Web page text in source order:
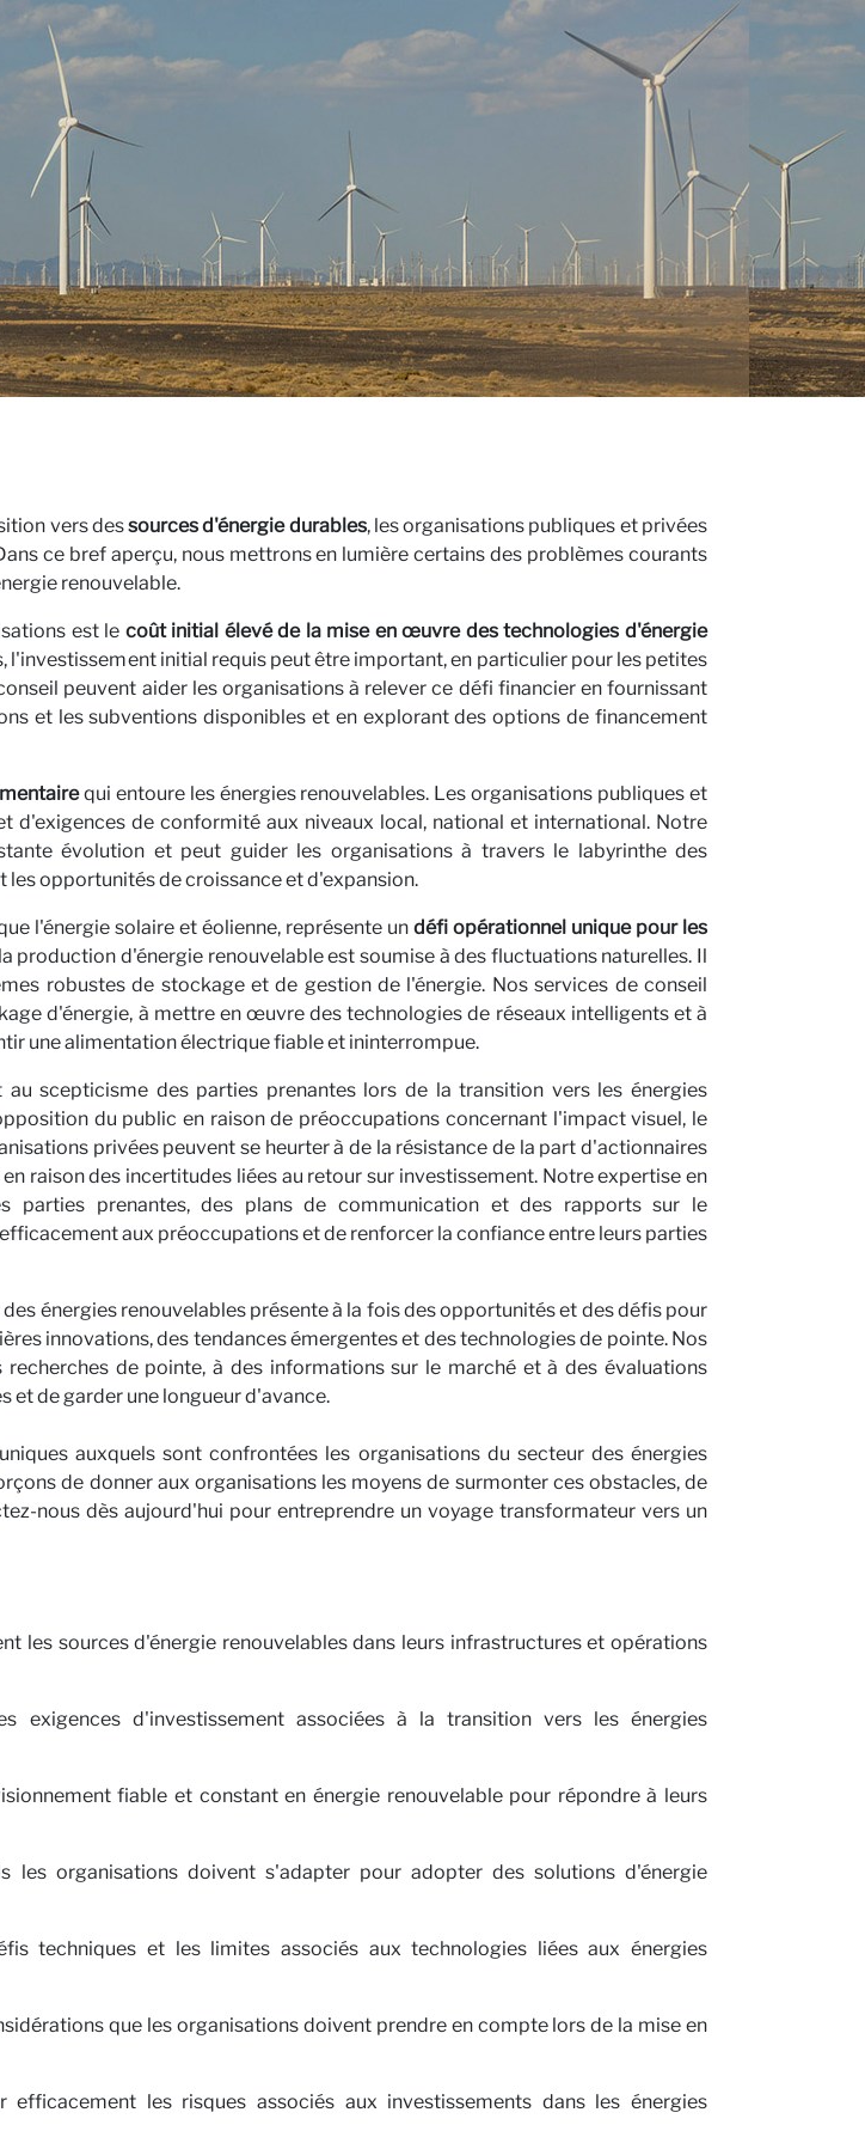
avec
vers dessources d'énergie durables, les organisations publiques et privées
ce bref aperçu, nous mettrons en lumière certains des problèmes courants
renouvelable.
est le coût initial élevé de la mise en œuvre des technologies d'énergie
l'investissement initial requis peut être important, en particulier pour les petites
peuvent aider les organisations à relever ce défi financier en fournissant
et les subventions disponibles et en explorant des options de financement
qui entoure les énergies renouvelables. Les organisations publiques et
de conformité aux niveaux local, national et international. Notre
évolution et peut guider les organisations à travers le labyrinthe des
opportunités de croissance et d'expansion.
l'énergie solaire et éolienne, représente un défi opérationnel unique pour les
production d'énergie renouvelable est soumise à des fluctuations naturelles. Il
robustes de stockage et de gestion de l'énergie. Nos services de conseil
d'énergie, à mettre en œuvre des technologies de réseaux intelligents et à
une alimentation électrique fiable et ininterrompue.
scepticisme des parties prenantes lors de la transition vers les énergies
du public en raison de préoccupations concernant l'impact visuel, le
privées peuvent se heurter à de la résistance de la part d'actionnaires
raison des incertitudes liées au retour sur investissement. Notre expertise en
parties prenantes, des plans de communication et des rapports sur le
aux préoccupations et de renforcer la confiance entre leurs parties
énergies renouvelables présente à la fois des opportunités et des défis pour
innovations, des tendances émergentes et des technologies de pointe. Nos
de pointe, à des informations sur le marché et à des évaluations
et de garder une longueur d'avance.
auxquels sont confrontées les organisations du secteur des énergies
de donner aux organisations les moyens de surmonter ces obstacles, de
nous dès aujourd'hui pour entreprendre un voyage transformateur vers un
les sources d'énergie renouvelables dans leurs infrastructures et opérations
exigences d'investissement associées à la transition vers les énergies
fiable et constant en énergie renouvelable pour répondre à leurs
les organisations doivent s'adapter pour adopter des solutions d'énergie
techniques et les limites associés aux technologies liées aux énergies
que les organisations doivent prendre en compte lors de la mise en
les risques associés aux investissements dans les énergies